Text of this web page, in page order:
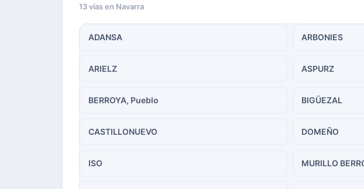
13 vías en Navarra
ADANSA ARBONIES
ARIELZ ASPURZ
BERROYA, Pueblo BIGÜEZAL
CASTILLONUEVO DOMEÑO
ISO MURILLO